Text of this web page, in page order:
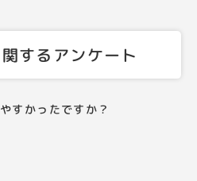
するアンケート
すかったですか？